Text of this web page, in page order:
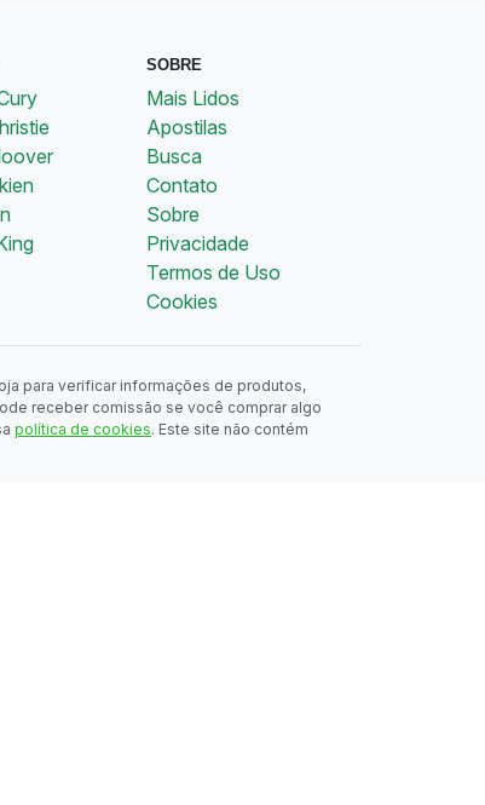
SOBRE
Mais Lidos
Apostilas
Busca
Contato
Sobre
Privacidade
Termos de Uso
Cookies
para verificar informações de produtos,
receber comissão se você comprar algo
política de cookies. Este site não contém